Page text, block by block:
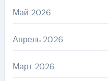
Май 2026
Апрель 2026
Март 2026